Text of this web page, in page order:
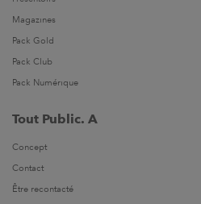
Magazines
Pack Gold
Pack Club
Pack Numérique
Tout Public. A
Concept
Contact
Être recontacté